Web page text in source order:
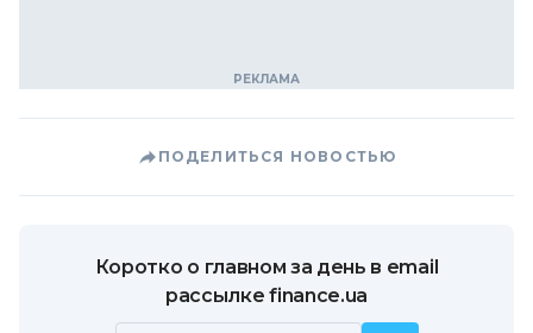
ПОДЕЛИТЬСЯ НОВОСТЬЮ
Коротко о главном за день в email
рассылке finance.ua